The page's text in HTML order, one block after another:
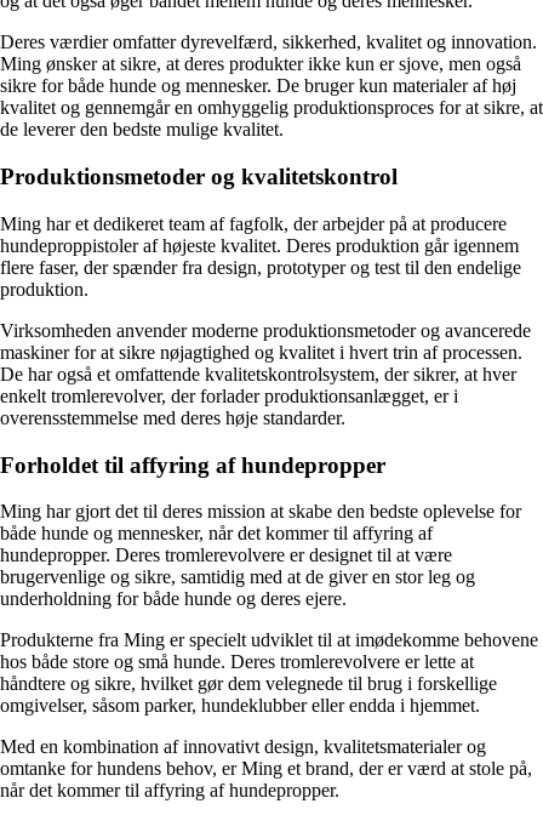
Deres værdier omfatter dyrevelfærd, sikkerhed, kvalitet og innovation.
Ming ønsker at sikre, at deres produkter ikke kun er sjove, men også
sikre for både hunde og mennesker. De bruger kun materialer af høj
kvalitet og gennemgår en omhyggelig produktionsproces for at sikre, at
de leverer den bedste mulige kvalitet.
Produktionsmetoder og kvalitetskontrol
Ming har et dedikeret team af fagfolk, der arbejder på at producere
hundeproppistoler af højeste kvalitet. Deres produktion går igennem
flere faser, der spænder fra design, prototyper og test til den endelige
produktion.
Virksomheden anvender moderne produktionsmetoder og avancerede
maskiner for at sikre nøjagtighed og kvalitet i hvert trin af processen.
De har også et omfattende kvalitetskontrolsystem, der sikrer, at hver
enkelt tromlerevolver, der forlader produktionsanlægget, er i
overensstemmelse med deres høje standarder.
Forholdet til affyring af hundepropper
Ming har gjort det til deres mission at skabe den bedste oplevelse for
både hunde og mennesker, når det kommer til affyring af
hundepropper. Deres tromlerevolvere er designet til at være
brugervenlige og sikre, samtidig med at de giver en stor leg og
underholdning for både hunde og deres ejere.
Produkterne fra Ming er specielt udviklet til at imødekomme behovene
hos både store og små hunde. Deres tromlerevolvere er lette at
håndtere og sikre, hvilket gør dem velegnede til brug i forskellige
omgivelser, såsom parker, hundeklubber eller endda i hjemmet.
Med en kombination af innovativt design, kvalitetsmaterialer og
omtanke for hundens behov, er Ming et brand, der er værd at stole på,
når det kommer til affyring af hundepropper.